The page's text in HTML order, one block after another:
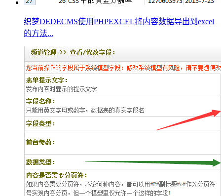
织梦DEDECMS使用PHPEXCEL将内容数据导出到excel
的方法...